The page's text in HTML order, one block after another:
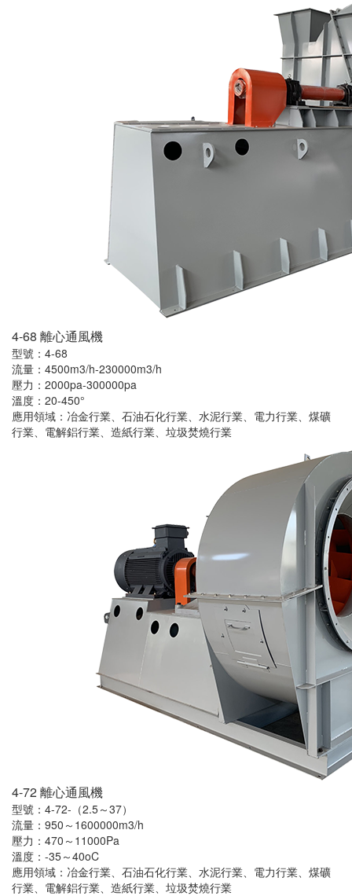
4-68 離心通風機
型號：4-68
流量：4500m3/h-230000m3/h
壓力：2000pa-300000pa
溫度：20-450°
應用領域：冶金行業、石油石化行業、水泥行業、電力行業、煤礦
行業、電解鋁行業、造紙行業、垃圾焚燒行業
4-72 離心通風機
型號：4-72-（2.5～37）
流量：950～1600000m3/h
壓力：470～11000Pa
溫度：-35～40oC
應用領域：冶金行業、石油石化行業、水泥行業、電力行業、煤礦
行業、電解鋁行業、造紙行業、垃圾焚燒行業